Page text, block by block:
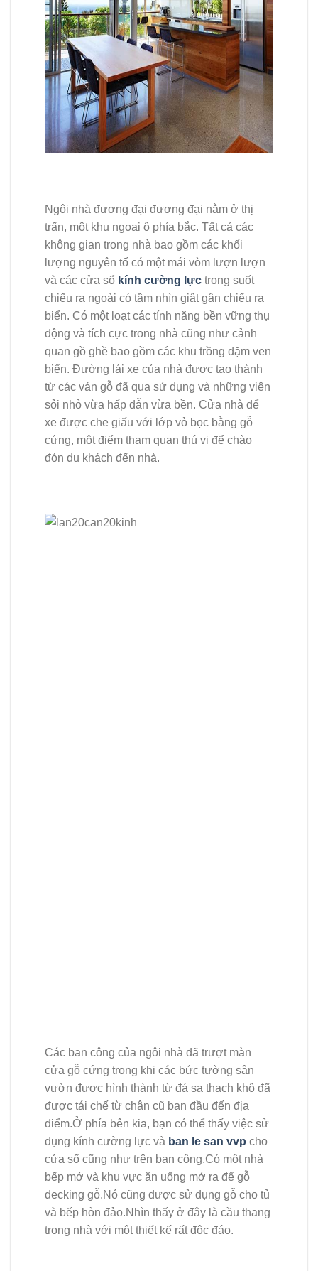
Ngôi nhà đương đại đương đại nằm ở thị
trấn, một khu ngoại ô phía bắc. Tất cả các
không gian trong nhà bao gồm các khối
lượng nguyên tố có một mái vòm lượn lượn
và các cửa sổ kính cường lực trong suốt
chiếu ra ngoài có tầm nhìn giật gân chiếu ra
biển. Có một loạt các tính năng bền vững thụ
động và tích cực trong nhà cũng như cảnh
quan gồ ghề bao gồm các khu trồng dặm ven
biển. Đường lái xe của nhà được tạo thành
từ các ván gỗ đã qua sử dụng và những viên
sỏi nhỏ vừa hấp dẫn vừa bền. Cửa nhà để
xe được che giấu với lớp vỏ bọc bằng gỗ
cứng, một điểm tham quan thú vị để chào
đón du khách đến nhà.
Các ban công của ngôi nhà đã trượt màn
cửa gỗ cứng trong khi các bức tường sân
vườn được hình thành từ đá sa thạch khô đã
được tái chế từ chân cũ ban đầu đến địa
điểm.Ở phía bên kia, bạn có thể thấy việc sử
dụng kính cường lực và ban le san vvp cho
cửa sổ cũng như trên ban công.Có một nhà
bếp mở và khu vực ăn uống mở ra để gỗ
decking gỗ.Nó cũng được sử dụng gỗ cho tủ
và bếp hòn đảo.Nhìn thấy ở đây là cầu thang
trong nhà với một thiết kế rất độc đáo.